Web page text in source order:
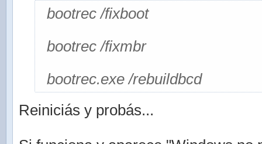
bootrec /fixboot
bootrec /fixmbr
bootrec.exe /rebuildbcd
Reiniciás y probás...